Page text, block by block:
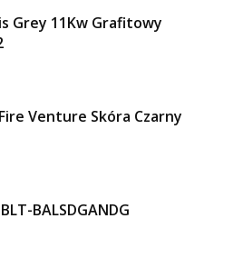
Grey 11Kw Grafitowy
Venture Skóra Czarny
BALSDGANDG